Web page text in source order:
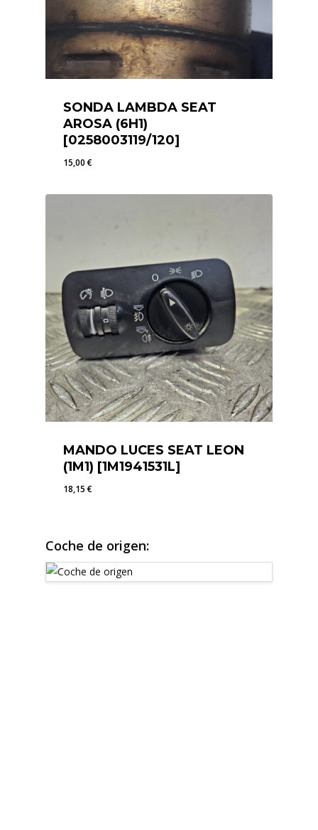
SONDA LAMBDA SEAT
AROSA (6H1)
[0258003119/120]
15,00€
MANDO LUCES SEAT LEON
(1M1) [1M1941531L]
18,15€
Coche de origen: